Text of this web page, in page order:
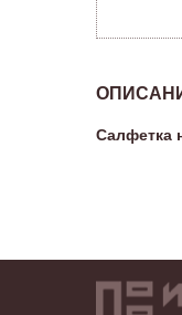
Салфетка